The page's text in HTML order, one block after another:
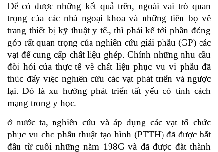
Để có được những kết quả trên, ngoài vai trò quan
trọng của các nhà ngoại khoa và những tiến bọ về
trang thiết bị kỹ thuật y tế., thì phải kể tới phần đóng
góp rất quan trọng của nghiên cứu giải phẫu (GP) các
vạt để cung cấp chất liệu ghép. Chính những nhu cầu
đòi hỏi của thực tế về chất liệu phục vụ vi phẫu đã
thúc đẩy việc nghiên cứu các vạt phát triển và ngược
lại. Đó là xu hướng phát triển tất yếu có tính cách
mạng trong y học.
ở nước ta, nghiên cứu và áp dụng các vạt tổ chức
phục vụ cho phẫu thuật tạo hình (PTTH) đã được bắt
đầu từ cuối những năm 198G và đã được đặt thành